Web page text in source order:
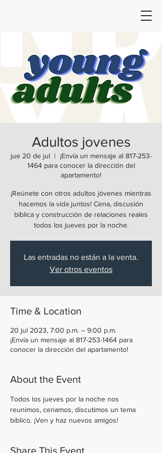
Adultos jovenes
jue 20 de jul
  |
¡Envía un mensaje al 817-253-
1464 para conocer la dirección del
apartamento!
¡Reúnete con otros adultos jóvenes mientras
hacemos la vida juntos! Cena, discusión
bíblica y construcción de relaciones reales
todos los jueves por la noche.
Las entradas no están a la venta.
Ver otros eventos
Time & Location
20 jul 2023, 7:00 p.m. – 9:00 p.m.
¡Envía un mensaje al 817-253-1464 para
conocer la dirección del apartamento!
About the Event
Todos los jueves por la noche nos
reunimos, cenamos, discutimos un tema
bíblico. ¡Ven y haz nuevos amigos!
Share This Event